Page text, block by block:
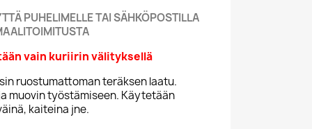
PUHELIMELLE TAI SÄHKÖPOSTILLA
vain kuriirin välityksellä
ruostumattoman teräksen laatu.
muovin työstämiseen. Käytetään
kaiteina jne.